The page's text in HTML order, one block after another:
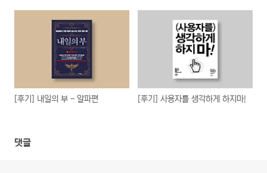
[후기] 내일의 부 - 알파편 [후기] 사용자를 생각하게 하지마!
댓글